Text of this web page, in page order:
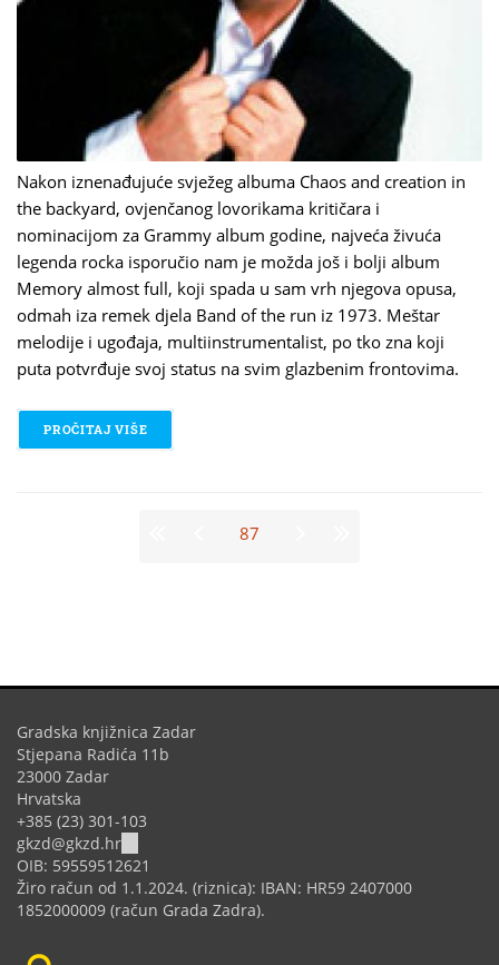
Nakon iznenađujuće svježeg albuma Chaos and creation in
the backyard, ovjenčanog lovorikama kritičara i
nominacijom za Grammy album godine, najveća živuća
legenda rocka isporučio nam je možda još i bolji album
Memory almost full, koji spada u sam vrh njegova opusa,
odmah iza remek djela Band of the run iz 1973. Meštar
melodije i ugođaja, multiinstrumentalist, po tko zna koji
puta potvrđuje svoj status na svim glazbenim frontovima.
PROČITAJ VIŠE
87
Gradska knjižnica Zadar
Stjepana Radića 11b
23000 Zadar
Hrvatska
+385 (23) 301-103
gkzd@gkzd.hr
sends
e-
mail)
OIB: 59559512621
Žiro račun od 1.1.2024. (riznica): IBAN: HR59 2407000
1852000009 (račun Grada Zadra).